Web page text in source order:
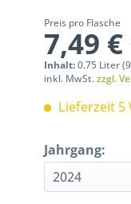
Preis pro Flasche
7,49
Inhalt:0.75 Liter
inkl. MwSt.zzgl.
Lieferzeit 5
Jahrgang: